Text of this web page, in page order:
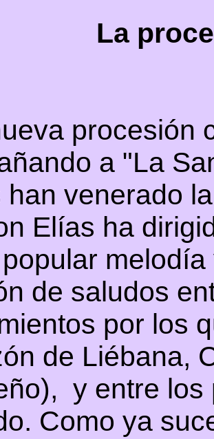
La
procesión
a "La
han venerado
Elías ha
de saludos
por los
de Liébana,
y entre los
Como ya